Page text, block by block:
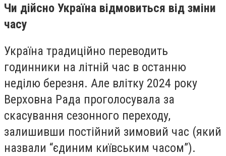
Чи дійсно Україна відмовиться від зміни
часу
Україна традиційно переводить
годинники на літній час в останню
неділю березня. Але влітку 2024 року
Верховна Рада проголосувала за
скасування сезонного переходу,
залишивши постійний зимовий час (який
назвали “єдиним київським часом”).